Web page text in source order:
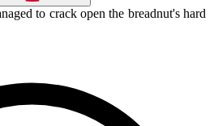
to crack open the breadnut's hard